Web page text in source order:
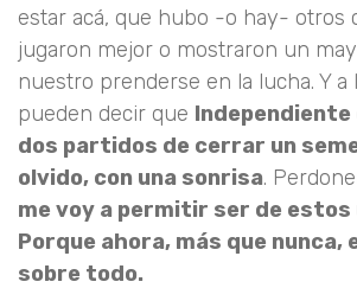
estar acá, que hubo -o hay- otros
jugaron mejor o mostraron un
nuestro prenderse en la lucha. Y a
pueden decir que Independiente
dos partidos de cerrar un
olvido, con una sonrisa.
me voy a permitir ser de
Porque ahora, más que nunca,
sobre todo.